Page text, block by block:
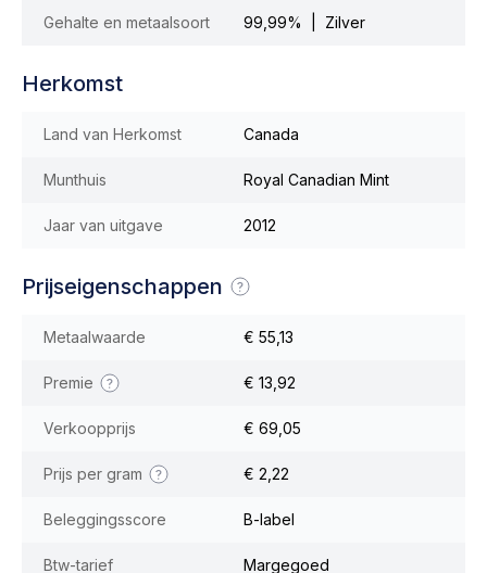
Gehalte en metaalsoort 99,99% | Zilver
Herkomst
Land van Herkomst Canada
Munthuis Royal Canadian Mint
Jaar van uitgave 2012
Prijseigenschappen
Metaalwaarde € 55,13
Premie € 13,92
Verkoopprijs € 69,05
Prijs per gram € 2,22
Beleggingsscore B-label
Btw-tarief Margegoed